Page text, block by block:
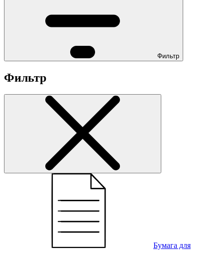
Фильтр
Фильтр
Бумага для